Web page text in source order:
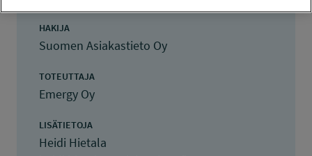
HAKIJA
Suomen Asiakastieto Oy
TOTEUTTAJA
Emergy Oy
LISÄTIETOJA
Heidi Hietala